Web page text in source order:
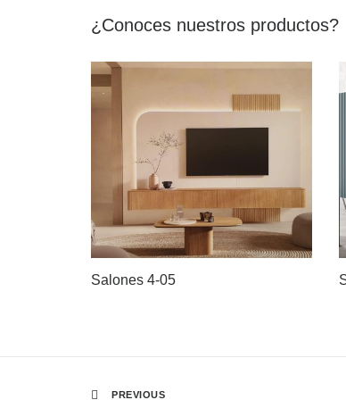
¿Conoces nuestros productos?
Salones 4-05
PREVIOUS